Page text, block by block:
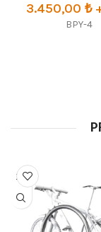
3.450,00 ₺
BPY-4